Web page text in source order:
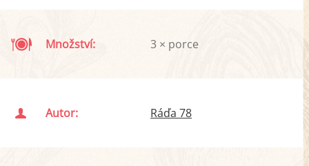
Množství: 3 × porce
Autor: Ráďa 78